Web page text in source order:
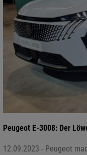
Peugeot E-3008: Der
12.09.2023 - Peugeot